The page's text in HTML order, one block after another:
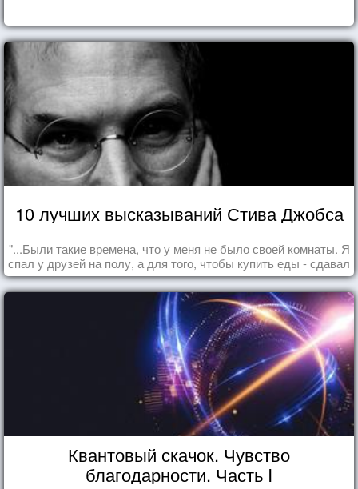
10 лучших высказываний Стива Джобса
"...Были такие времена, что у меня не было своей комнаты. Я
спал у друзей на полу, а для того, чтобы купить еды - сдавал
бутылки из под кока-колы"
Квантовый скачок. Чувство
благодарности. Часть I